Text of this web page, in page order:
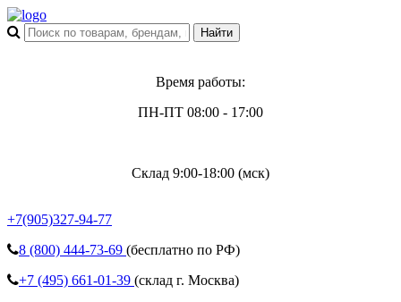
Время работы:
ПН-ПТ 08:00 - 17:00
Склад 9:00-18:00 (мск)
+7(905)327-94-77
8 (800) 444-73-69 (бесплатно по РФ)
+7 (495) 661-01-39 (склад г. Москва)